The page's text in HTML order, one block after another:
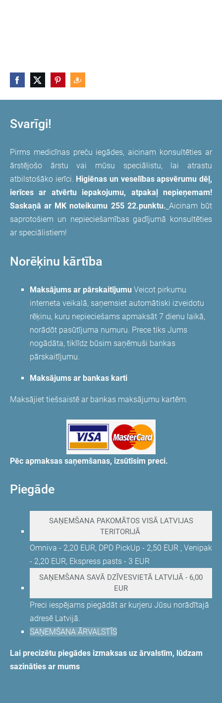
Svarīgi!
Pirms medicīnas preču iegādes, aicinam konsultēties ar
ārstējošo ārstu vai mūsu speciālistu, lai atrastu
atbilstošāko ierīci. Higiēnas un veselības apsvērumu dēļ,
ierīces ar atvērtu iepakojumu, atpakaļ nepieņemam!
Saskaņā ar MK noteikumu 255 22.punktu. Aicinam būt
saprotošiem un nepieciešamības gadījumā konsultēties
ar speciālistiem!
Norēķinu kārtība
Maksājums ar pārskaitījumu Veicot pirkumu
interneta veikalā, saņemsiet automātiski izveidotu
rēķinu, kuru nepieciešams apmaksāt 7 dienu laikā,
norādōt pasūtījuma numuru. Prece tiks Jums
nogādāta, tiklīdz būsim saņēmuši bankas
pārskaitījumu.
Maksājums ar bankas karti
Maksājiet tiešsaistē ar bankas maksājumu kartēm.
Pēc apmaksas saņemšanas, izsūtīsim preci.
Piegāde
SAŅEMŠANA PAKOMĀTOS VISĀ LATVIJAS
TERITORIJĀ
Omniva - 2,20 EUR, DPD PickUp - 2,50 EUR , Venipak
- 2,20 EUR, Ekspress pasts - 3 EUR
SAŅEMŠANA SAVĀ DZĪVESVIETĀ LATVIJĀ - 6,00
EUR
Preci iespējams piegādāt ar kurjeru Jūsu norādītajā
adresē Latvijā.
SAŅEMŠANA ĀRVALSTĪS
Lai precizētu piegādes izmaksas uz ārvalstīm, lūdzam
sazināties ar mums